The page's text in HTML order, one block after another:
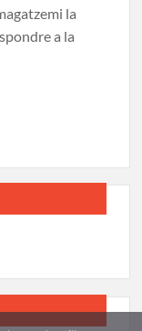
la
a la